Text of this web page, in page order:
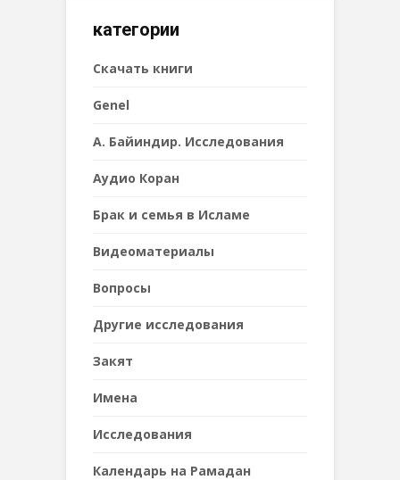
категории
Cкачать книги
Genel
А. Байиндир. Исследования
Аудио Коран
Брак и семья в Исламе
Видеоматериалы
Вопросы
Другие исследования
Закят
Имена
Исследования
Календарь на Рамадан